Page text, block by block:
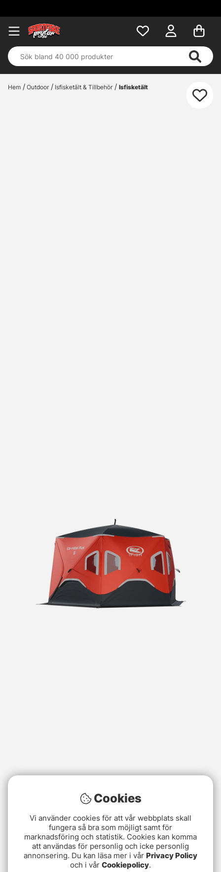
Hem Outdoor Isfisketält & Tillbehör Isfisketält
Cookies
Vi använder cookies för att vår webbplats skall
fungera så bra som möjligt samt för
marknadsföring och statistik. Cookies kan komma
att användas för personlig och icke personlig
annonsering. Du kan läsa mer i vår Privacy Policy
och i vår Cookiepolicy.